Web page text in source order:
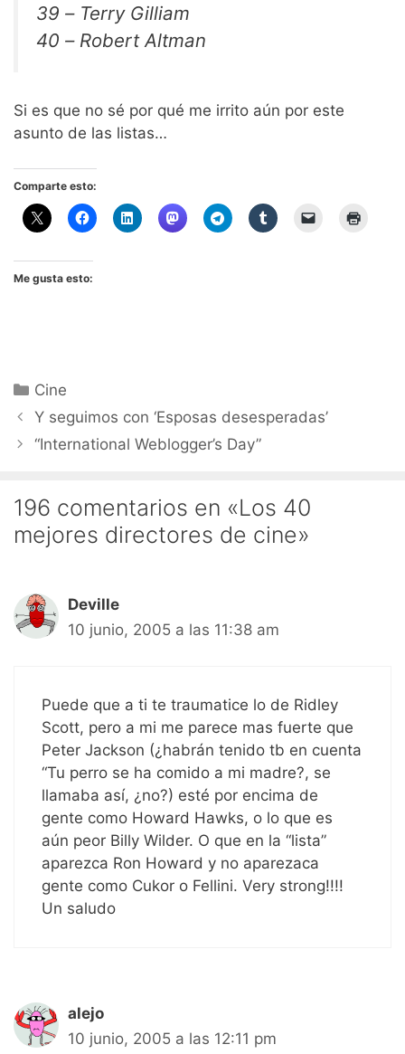
39 – Terry Gilliam
40 – Robert Altman
Si es que no sé por qué me irrito aún por este
asunto de las listas…
Comparte esto:
Me gusta esto:
Categorías
Cine
Y seguimos con ‘Esposas desesperadas’
“International Weblogger’s Day”
196 comentarios en «Los 40
mejores directores de cine»
Deville
10 junio, 2005 a las 11:38 am
Puede que a ti te traumatice lo de Ridley
Scott, pero a mi me parece mas fuerte que
Peter Jackson (¿habrán tenido tb en cuenta
“Tu perro se ha comido a mi madre?, se
llamaba así, ¿no?) esté por encima de
gente como Howard Hawks, o lo que es
aún peor Billy Wilder. O que en la “lista”
aparezca Ron Howard y no aparezaca
gente como Cukor o Fellini. Very strong!!!!
Un saludo
alejo
10 junio, 2005 a las 12:11 pm